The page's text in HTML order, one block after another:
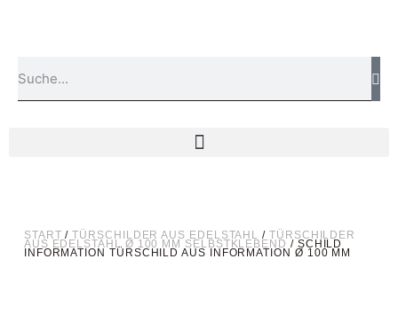
START /TÜRSCHILDER AUS EDELSTAHL /TÜRSCHILDER
AUS EDELSTAHL Ø 100 MM SELBSTKLEBEND / SCHILD
INFORMATION TÜRSCHILD AUS INFORMATION Ø 100 MM